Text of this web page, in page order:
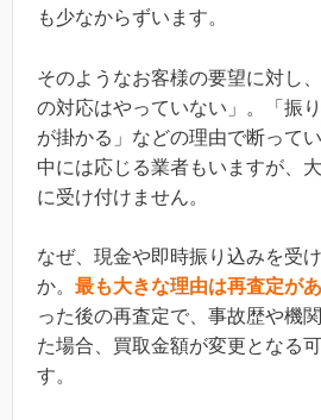
も少なからずいます。
そのようなお客様の要望に対し
の対応はやっていない」。「振
が掛かる」などの理由で断って
中には応じる業者もいますが、
に受け付けません。
なぜ、現金や即時振り込みを受
か。 最も大きな理由は再査定が
った後の再査定で、事故歴や機
た場合、買取金額が変更となる
す。